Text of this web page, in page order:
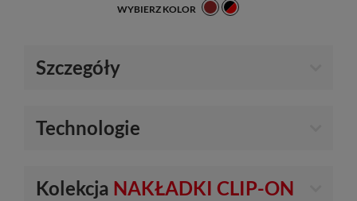
WYBIERZ KOLOR
Szczegóły
Technologie
Kolekcja NAKŁADKI CLIP-ON